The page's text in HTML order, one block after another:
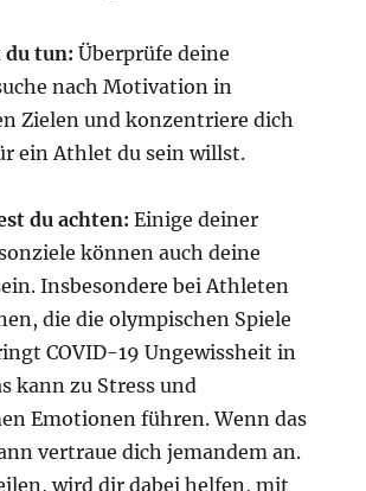
du tun: Überprüfe deine
nach Motivation in
Zielen und konzentriere dich
ein Athlet du sein willst.
du achten: Einige deiner
können auch deine
Insbesondere bei Athleten
die die olympischen Spiele
COVID-19 Ungewissheit in
kann zu Stress und
Emotionen führen. Wenn das
vertraue dich jemandem an.
wird dir dabei helfen, mit